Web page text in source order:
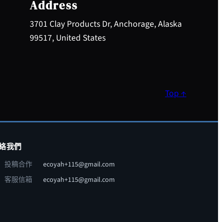
Address
3701 Clay Products Dr, Anchorage, Alaska
99517, United States
Top ↑
我們
投稿合作
ecoyah+115@gmail.com
客服信箱
ecoyah+115@gmail.com